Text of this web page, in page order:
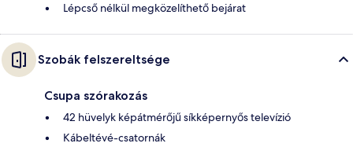
Lépcső nélkül megközelíthető bejárat
Szobák felszereltsége
Csupa szórakozás
42 hüvelyk képátmérőjű síkképernyős televízió
Kábeltévé-csatornák